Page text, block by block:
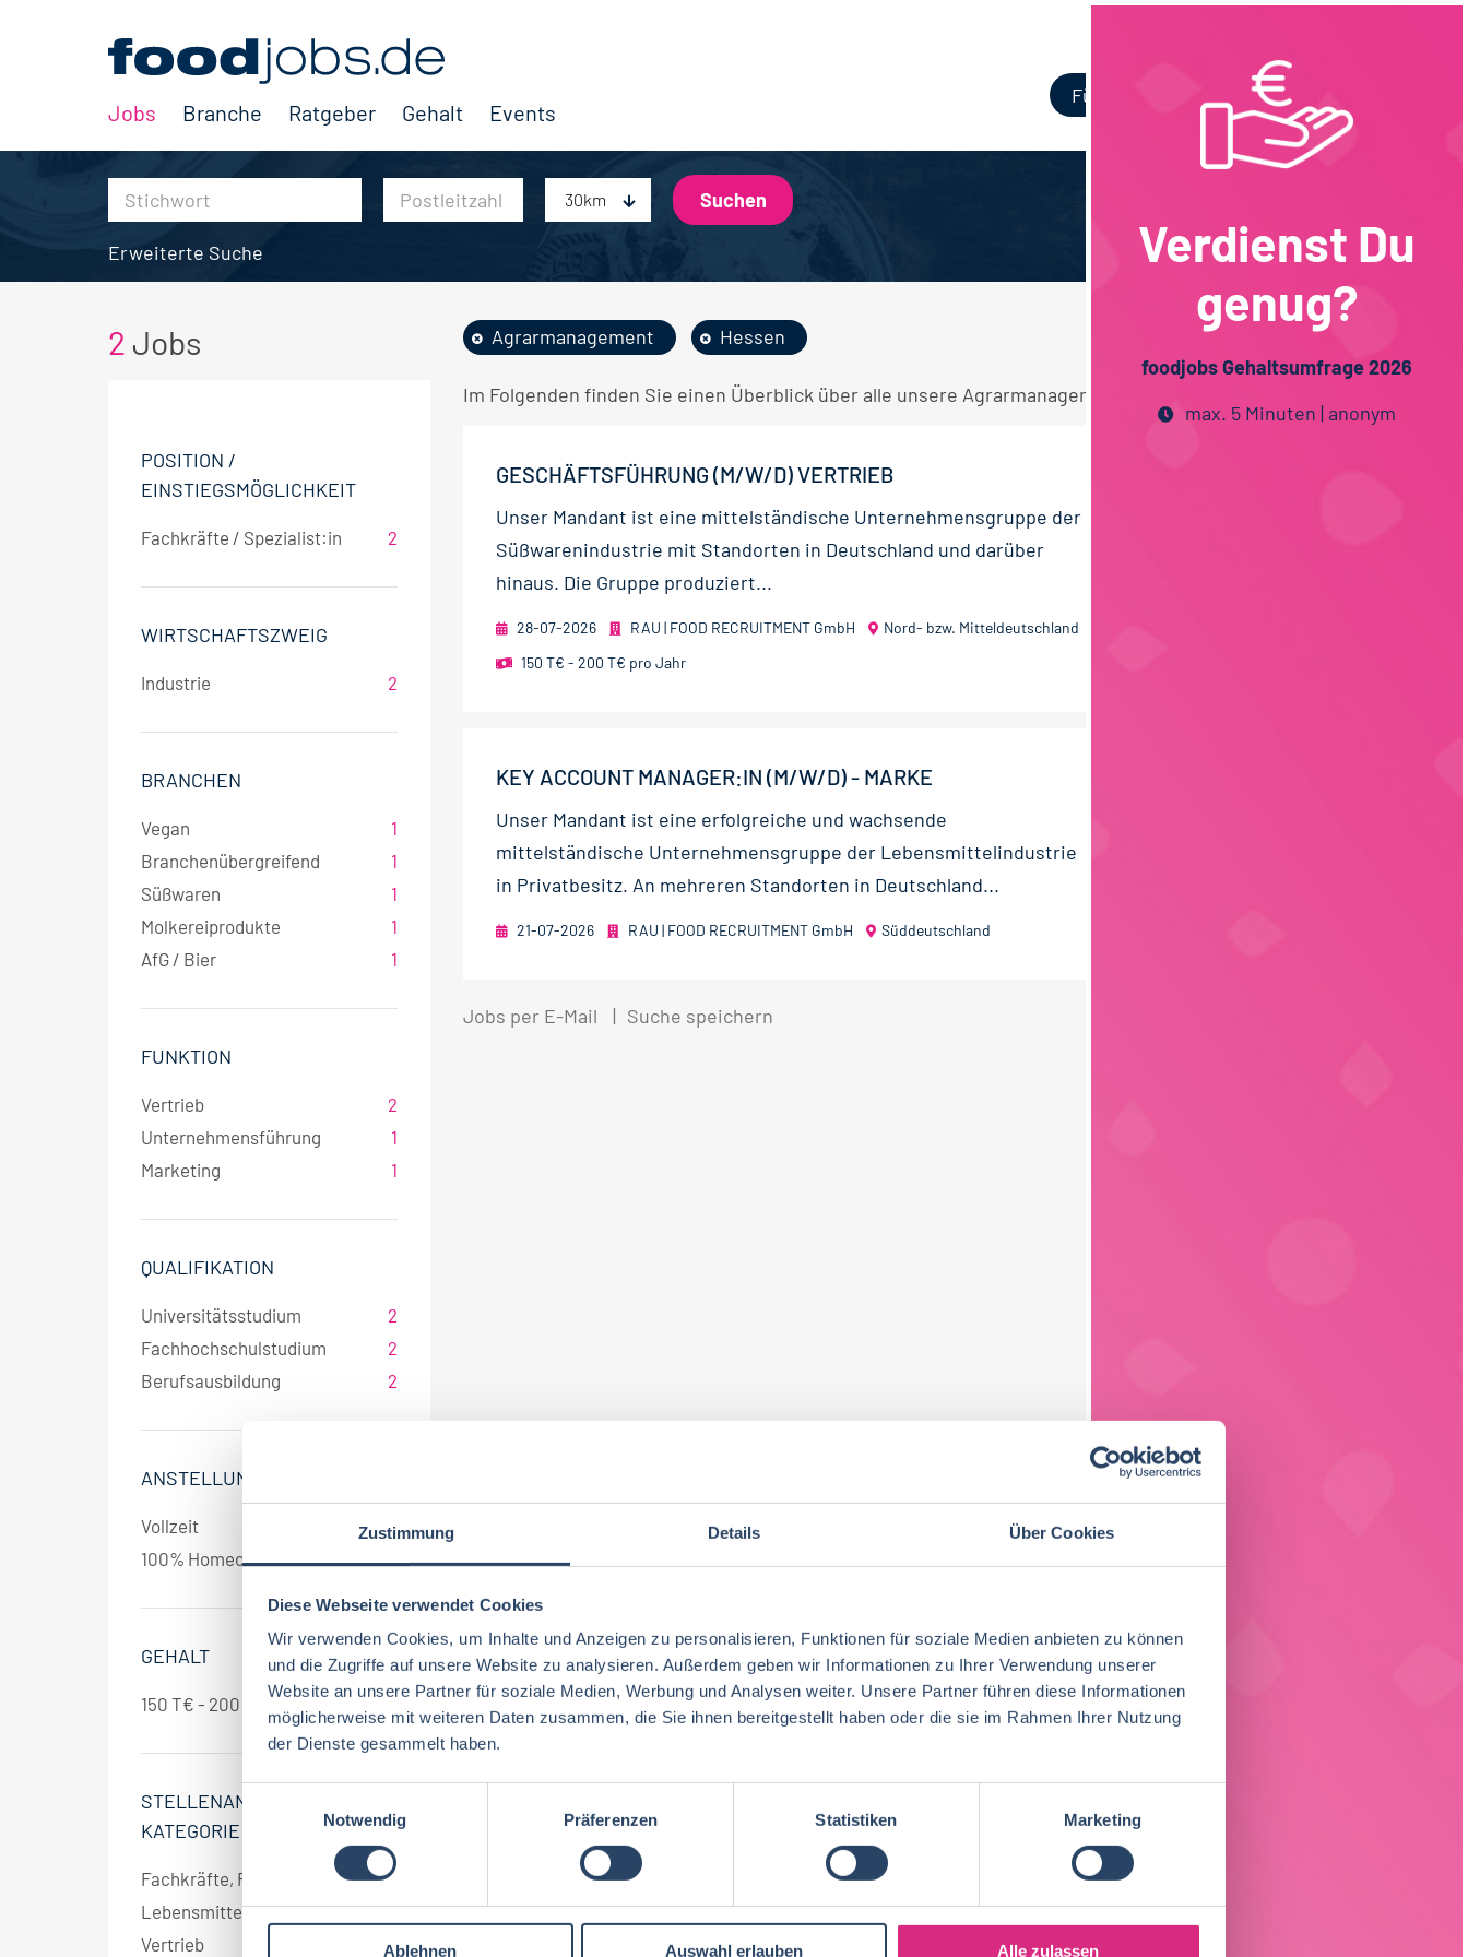
Zustimmung Details Über Cookies
Diese Webseite verwendet Cookies
Wir verwenden Cookies, um Inhalte und Anzeigen zu personalisieren, Funktionen für soziale Medien anbieten zu können
und die Zugriffe auf unsere Website zu analysieren. Außerdem geben wir Informationen zu Ihrer Verwendung unserer
Website an unsere Partner für soziale Medien, Werbung und Analysen weiter. Unsere Partner führen diese Informationen
möglicherweise mit weiteren Daten zusammen, die Sie ihnen bereitgestellt haben oder die sie im Rahmen Ihrer Nutzung
der Dienste gesammelt haben.
w
Notwendig Präferenzen Statistiken Marketing
Ablehnen Auswahl erlauben Alle zulassen
Jobs Branche Ratgeber Gehalt Events
Für Unternehmen
30km
Erweiterte Suche
2 Jobs
POSITION /
EINSTIEGSMÖGLICHKEIT
Fachkräfte / Spezialist:in 2
WIRTSCHAFTSZWEIG
Industrie 2
BRANCHEN
Vegan
1
Branchenübergreifend
1
Süßwaren
1
Molkereiprodukte
1
AfG / Bier
1
FUNKTION
Vertrieb
2
Unternehmensführung
1
Marketing
1
QUALIFIKATION
Universitätsstudium
2
Fachhochschulstudium
2
Berufsausbildung
2
ANSTELLUNGSART
Vollzeit
2
100% Homeoffice
1
GEHALT
150 T€ - 200 T€ pro Jahr 1
STELLENANGEBOT
KATEGORIE
Fachkräfte, Führungskräfte
2
Lebensmittelmanagement
2
Vertrieb
2
Agrarmanagement Hessen
Im Folgenden finden Sie einen Überblick über alle unsere Agrarmanagement Hessen Stellen.
GESCHÄFTSFÜHRUNG (M/W/D) VERTRIEB
Unser Mandant ist eine mittelständische Unternehmensgruppe der
Süßwarenindustrie mit Standorten in Deutschland und darüber
hinaus. Die Gruppe produziert...
28-07-2026 RAU | FOOD RECRUITMENT GmbH
Nord- bzw. Mitteldeutschland
150 T€ - 200 T€ pro Jahr
KEY ACCOUNT MANAGER:IN (M/W/D) - MARKE
Unser Mandant ist eine erfolgreiche und wachsende
mittelständische Unternehmensgruppe der Lebensmittelindustrie
in Privatbesitz. An mehreren Standorten in Deutschland...
21-07-2026 RAU | FOOD RECRUITMENT GmbH Süddeutschland
Jobs per E-Mail Suche speichern
Verdienst Du
genug?
foodjobs Gehaltsumfrage 2026
max. 5 Minuten | anonym